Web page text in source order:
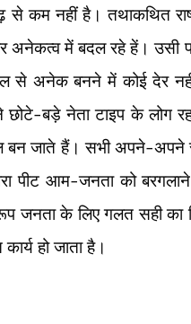
से कम नहीं है। तथाकथित
अनेकत्व में बदल रहे हें। उसी
से अनेक बनने में कोई देर
छोटे-बड़े नेता टाइप के लोग
बन जाते हैं। सभी अपने-अपने
पीट आम-जनता को
जनता के लिए गलत सही का
हो जाता है।